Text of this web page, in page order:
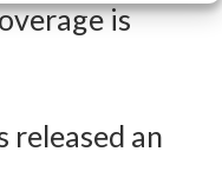
is
released an